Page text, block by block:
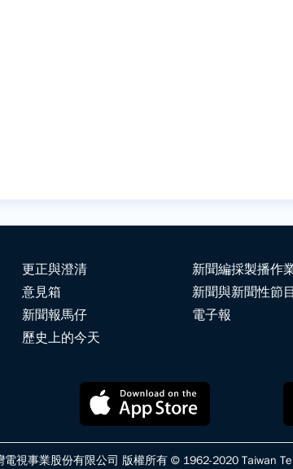
更正與澄清
意見箱
新聞報馬仔
歷史上的今天
新聞編採製播作
新聞與新聞性節
電子報
電視事業股份有限公司 版權所有 © 1962-2020 Taiwan